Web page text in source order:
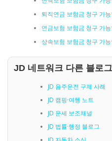
퇴직연금 보험금 청구 가
연금보험 보험금 청구 가
상속보험 보험금 청구 가
JD 네트워크 다른 블로
JD 음주운전 구제 사례
JD 캠핑·여행 노트
JD 운세 보조채널
JD 법률·행정 블로그